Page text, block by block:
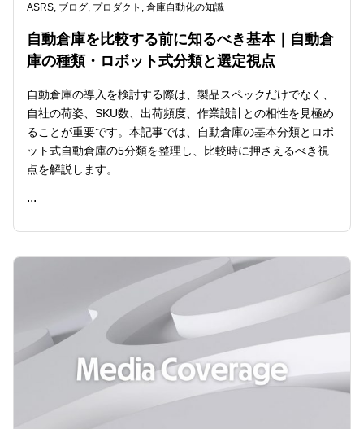
ASRS, ブログ, プロダクト , 倉庫自動化の知識
自動倉庫を比較する前に知るべき基本｜自動倉
庫の種類・ロボット式分類と選定視点
自動倉庫の導入を検討する際は、製品スペックだけでなく、
自社の荷姿、SKU数、出荷頻度、作業設計との相性を見極め
ることが重要です。本記事では、自動倉庫の基本分類とロボ
ット式自動倉庫の5分類を整理し、比較時に押さえるべき視
点を解説します。
...
READ ME